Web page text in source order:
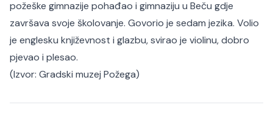
požeške gimnazije pohađao i gimnaziju u Beču gdje
završava svoje školovanje. Govorio je sedam jezika. Volio
je englesku književnost i glazbu, svirao je violinu, dobro
pjevao i plesao.
(Izvor: Gradski muzej Požega)